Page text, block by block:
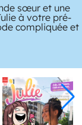
sœur et une
à votre pré-
compliquée et